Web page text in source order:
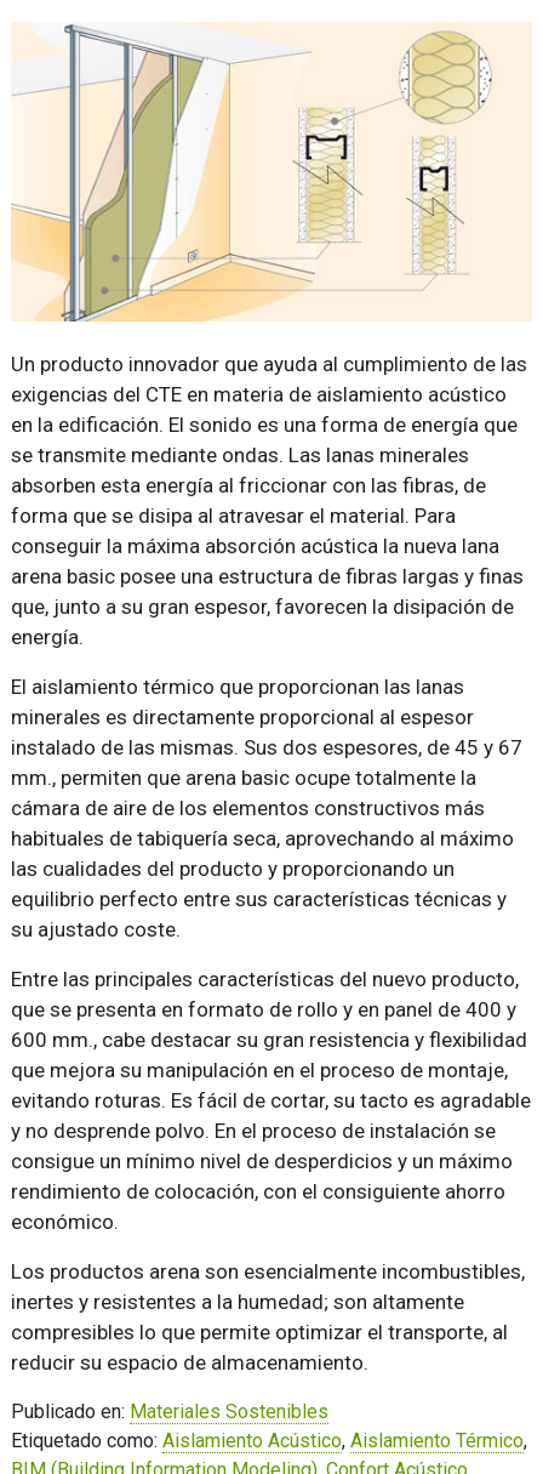
Un producto innovador que ayuda al cumplimiento de las
exigencias del CTE en materia de aislamiento acústico
en la edificación. El sonido es una forma de energía que
se transmite mediante ondas. Las lanas minerales
absorben esta energía al friccionar con las fibras, de
forma que se disipa al atravesar el material. Para
conseguir la máxima absorción acústica la nueva lana
arena basic posee una estructura de fibras largas y finas
que, junto a su gran espesor, favorecen la disipación de
energía.
El aislamiento térmico que proporcionan las lanas
minerales es directamente proporcional al espesor
instalado de las mismas. Sus dos espesores, de 45 y 67
mm., permiten que arena basic ocupe totalmente la
cámara de aire de los elementos constructivos más
habituales de tabiquería seca, aprovechando al máximo
las cualidades del producto y proporcionando un
equilibrio perfecto entre sus características técnicas y
su ajustado coste.
Entre las principales características del nuevo producto,
que se presenta en formato de rollo y en panel de 400 y
600 mm., cabe destacar su gran resistencia y flexibilidad
que mejora su manipulación en el proceso de montaje,
evitando roturas. Es fácil de cortar, su tacto es agradable
y no desprende polvo. En el proceso de instalación se
consigue un mínimo nivel de desperdicios y un máximo
rendimiento de colocación, con el consiguiente ahorro
económico.
Los productos arena son esencialmente incombustibles,
inertes y resistentes a la humedad; son altamente
compresibles lo que permite optimizar el transporte, al
reducir su espacio de almacenamiento.
Publicado en: Materiales Sostenibles
Etiquetado como: Aislamiento Acústico, Aislamiento Térmico,